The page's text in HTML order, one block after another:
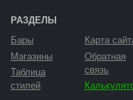
РАЗДЕЛЫ
Бары
Магазины
Таблица
стилей
Карта
Обратная
связь